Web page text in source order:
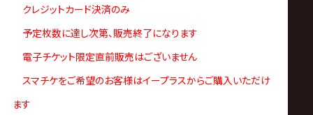
ア
公
クレジットカード決済のみ
予定枚数に達し次第、販売終了になります
電子チケット限定直前販売はございません
スマチケをご希望のお客様はイープラスからご購入いただけ
ます